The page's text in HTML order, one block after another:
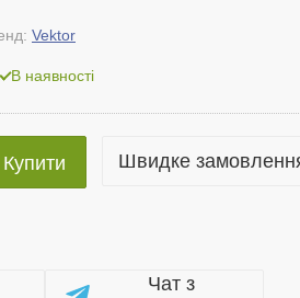
Vektor
В наявності
Купити Швидке
Чат з